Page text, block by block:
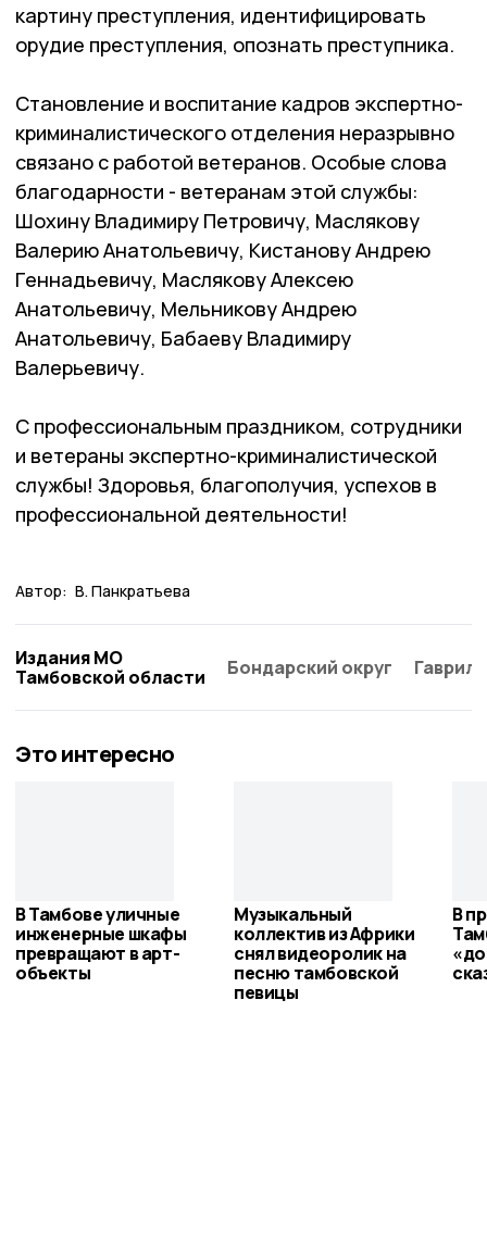
картину преступления, идентифицировать
орудие преступления, опознать преступника.
Становление и воспитание кадров экспертно-
криминалистического отделения неразрывно
связано с работой ветеранов. Особые слова
благодарности - ветеранам этой службы:
Шохину Владимиру Петровичу, Маслякову
Валерию Анатольевичу, Кистанову Андрею
Геннадьевичу, Маслякову Алексею
Анатольевичу, Мельникову Андрею
Анатольевичу, Бабаеву Владимиру
Валерьевичу.
С профессиональным праздником, сотрудники
и ветераны экспертно-криминалистической
службы! Здоровья, благополучия, успехов в
профессиональной деятельности!
Автор: В. Панкратьева
Издания МО
Тамбовской области
Бондарский округ
Это интересно
В Тамбове уличные
инженерные шкафы
превращают в арт-
объекты
Музыкальный
коллектив из Африки
снял видеоролик на
песню тамбовской
певицы
В